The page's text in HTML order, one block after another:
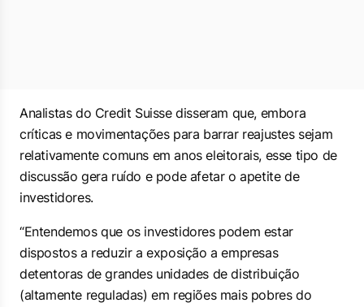
Analistas do Credit Suisse disseram que, embora
críticas e movimentações para barrar reajustes sejam
relativamente comuns em anos eleitorais, esse tipo de
discussão gera ruído e pode afetar o apetite de
investidores.
“Entendemos que os investidores podem estar
dispostos a reduzir a exposição a empresas
detentoras de grandes unidades de distribuição
(altamente reguladas) em regiões mais pobres do